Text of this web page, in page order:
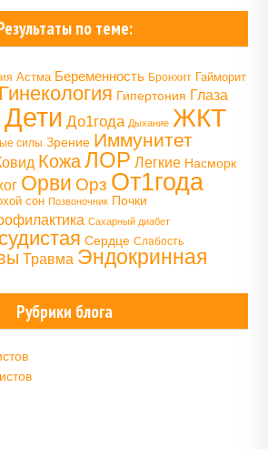
по теме:
Астма Беременность Бронхит Гайморит
Гинекология Гипертония Глаза
Дети До1года Дыхание ЖКТ
силы Зрение Иммунитет
Кожа ЛОР Легкие Насморк
Орви Орз От1года
сон Позвоночник Почки
Сахарный диабет
Сердце Слабость
Травма Эндокринная
Рубрики блога